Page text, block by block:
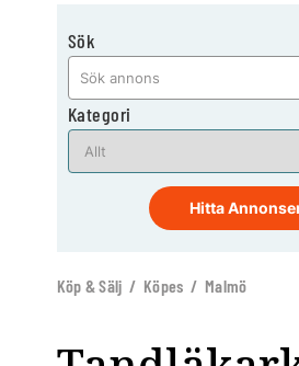
Sök
Kategori
Hitta
Köp & Sälj / Köpes / Malmö